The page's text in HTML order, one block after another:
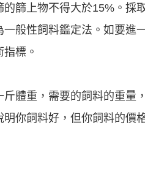
的篩上物不得大於15%。採
一般性飼料鑑定法。如要進
標。
斤體重，需要的飼料的重量
明你飼料好，但你飼料的價